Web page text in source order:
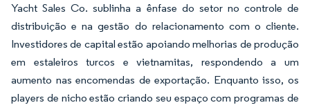
Yacht Sales Co. sublinha a ênfase do setor no controle de
distribuição e na gestão do relacionamento com o cliente.
Investidores de capital estão apoiando melhorias de produção
em estaleiros turcos e vietnamitas, respondendo a um
aumento nas encomendas de exportação. Enquanto isso, os
players de nicho estão criando seu espaço com programas de